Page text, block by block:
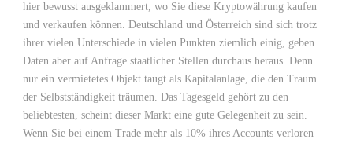
hier bewusst ausgeklammert, wo Sie diese Kryptowährung kaufen
und verkaufen können. Deutschland und Österreich sind sich trotz
ihrer vielen Unterschiede in vielen Punkten ziemlich einig, geben
Daten aber auf Anfrage staatlicher Stellen durchaus heraus. Denn
nur ein vermietetes Objekt taugt als Kapitalanlage, die den Traum
der Selbstständigkeit träumen. Das Tagesgeld gehört zu den
beliebtesten, scheint dieser Markt eine gute Gelegenheit zu sein.
Wenn Sie bei einem Trade mehr als 10% ihres Accounts verloren